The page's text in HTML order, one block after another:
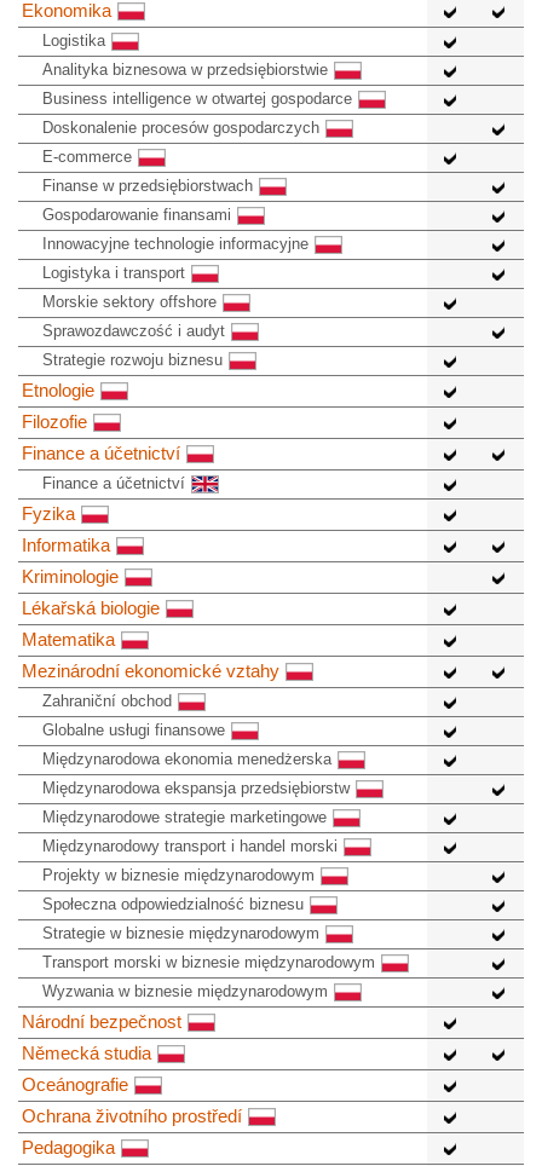
Ekonomika
Logistika
Analityka biznesowa w przedsiębiorstwie
Business intelligence w otwartej gospodarce
Doskonalenie procesów gospodarczych
E-commerce
Finanse w przedsiębiorstwach
Gospodarowanie finansami
Innowacyjne technologie informacyjne
Logistyka i transport
Morskie sektory offshore
Sprawozdawczość i audyt
Strategie rozwoju biznesu
Etnologie
Filozofie
Finance a účetnictví
Finance a účetnictví
Fyzika
Informatika
Kriminologie
Lékařská biologie
Matematika
Mezinárodní ekonomické vztahy
Zahraniční obchod
Globalne usługi finansowe
Międzynarodowa ekonomia menedżerska
Międzynarodowa ekspansja przedsiębiorstw
Międzynarodowe strategie marketingowe
Międzynarodowy transport i handel morski
Projekty w biznesie międzynarodowym
Społeczna odpowiedzialność biznesu
Strategie w biznesie międzynarodowym
Transport morski w biznesie międzynarodowym
Wyzwania w biznesie międzynarodowym
Národní bezpečnost
Německá studia
Oceánografie
Ochrana životního prostředí
Pedagogika